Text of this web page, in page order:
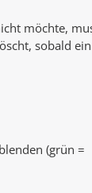
möchte,
sobald ein
(grün =